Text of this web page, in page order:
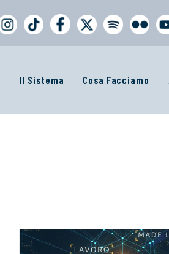
Il Sistema Cosa Facciamo